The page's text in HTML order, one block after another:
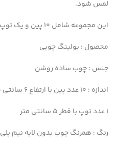
لمس شود.
این مجموعه شامل ۱۰ پین و یک توپ چوبی میباشد
محصول : بولینگ چوبی
جنس : چوب ساده روشن
اندازه : ۱۰ عدد پین با ارتفاع ۶ سانتی متر قطر ۳ الی ۴ سانتی متر
۱ عدد توپ با قطر ۵ سانتی متر
رنگ : همرنگ چوب بدون لایه نیم